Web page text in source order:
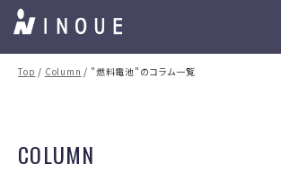
Top / Column / "燃料電池"のコラム一覧
COLUMN